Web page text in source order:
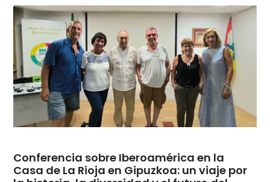
Conferencia sobre Iberoamérica en la
Casa de La Rioja en Gipuzkoa: un viaje por